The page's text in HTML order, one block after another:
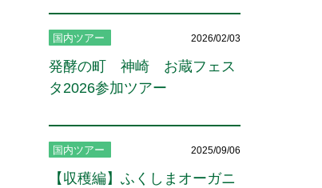
国内ツアー 2026/02/03
発酵の町 神崎 お蔵フェス
タ2026参加ツアー
国内ツアー 2025/09/06
【収穫編】ふくしまオーガニ